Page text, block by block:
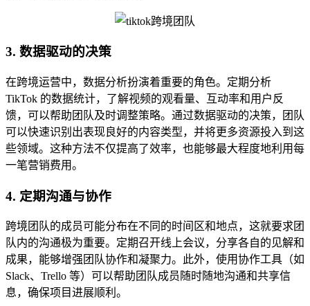
3. 数据驱动的决策
在跨境运营中，数据分析扮演着重要的角色。定期分析
TikTok 的数据统计，了解视频的观看量、互动率和用户反
馈，可以帮助团队及时调整策略。通过数据驱动的决策，团队
可以快速识别出表现良好的内容类型，并将更多资源投入到这
些领域。这种方法不仅提高了效率，也能够最大程度地利用每
一笔营销费用。
4. 定期沟通与协作
跨境团队的成员可能分布在不同的时间区和地点，这就要求团
队内的沟通极为重要。定期召开线上会议，分享各自的见解和
成果，能够增强团队协作和凝聚力。此外，使用协作工具（如
Slack、Trello 等）可以帮助团队成员随时随地沟通和共享信
息，确保项目进展顺利。